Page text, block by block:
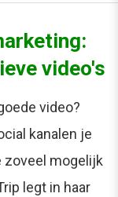
video's
video?
kanalen je
zoveel mogelijk
legt in haar